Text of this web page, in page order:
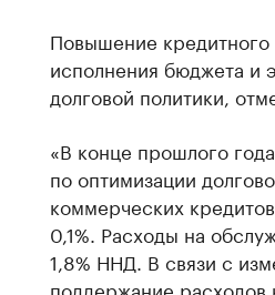
Повышение кредитного
исполнения бюджета и
долговой политики,
«В конце прошлого
по оптимизации
коммерческих
0,1%. Расходы на
1,8% ННД. В связи с
поддержание расходов